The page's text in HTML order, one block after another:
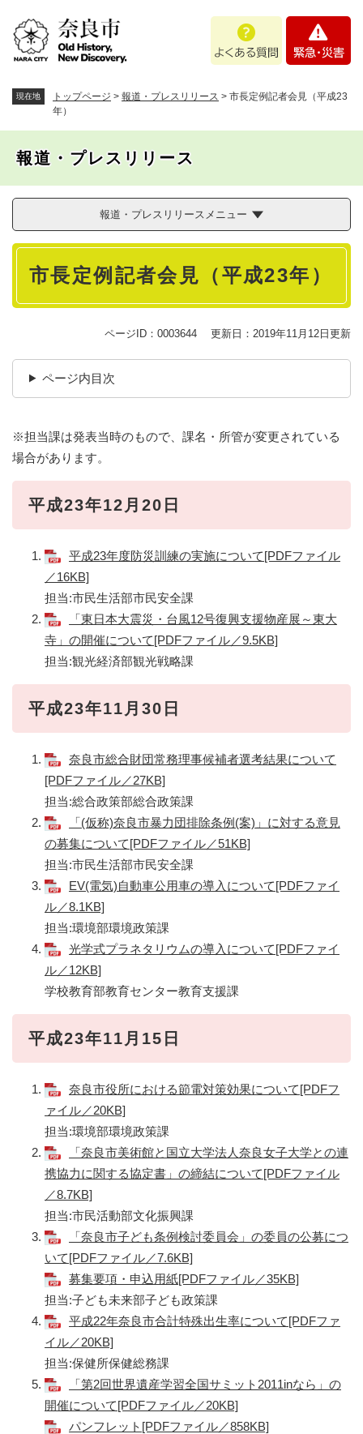
あ
問
・
現在地 トップページ > 報道・プレスリリース > 市長定例記者会見（平成23
年）
報道・プレスリリース
報道・プレスリリースメニュー
本
市長定例記者会見（平成23年）
ページID：0003644 更新日：2019年11月12日更新
ページ内目次
※担当課は発表当時のもので、課名・所管が変更されている
場合があります。
平成23年12月20日
平成23年度防災訓練の実施について[PDFファイル
／16KB]
担当:市民生活部市民安全課
「東日本大震災・台風12号復興支援物産展～東大
寺」の開催について[PDFファイル／9.5KB]
担当:観光経済部観光戦略課
平成23年11月30日
奈良市総合財団常務理事候補者選考結果について
[PDFファイル／27KB]
担当:総合政策部総合政策課
「(仮称)奈良市暴力団排除条例(案)」に対する意見
の募集について[PDFファイル／51KB]
担当:市民生活部市民安全課
EV(電気)自動車公用車の導入について[PDFファイ
ル／8.1KB]
担当:環境部環境政策課
光学式プラネタリウムの導入について[PDFファイ
ル／12KB]
学校教育部教育センター教育支援課
平成23年11月15日
奈良市役所における節電対策効果について[PDFフ
ァイル／20KB]
担当:環境部環境政策課
「奈良市美術館と国立大学法人奈良女子大学との連
携協力に関する協定書」の締結について[PDFファイル
／8.7KB]
担当:市民活動部文化振興課
「奈良市子ども条例検討委員会」の委員の公募につ
いて[PDFファイル／7.6KB]
募集要項・申込用紙[PDFファイル／35KB]
担当:子ども未来部子ども政策課
平成22年奈良市合計特殊出生率について[PDFファ
イル／20KB]
担当:保健所保健総務課
「第2回世界遺産学習全国サミット2011inなら」の
開催について[PDFファイル／20KB]
パンフレット[PDFファイル／858KB]